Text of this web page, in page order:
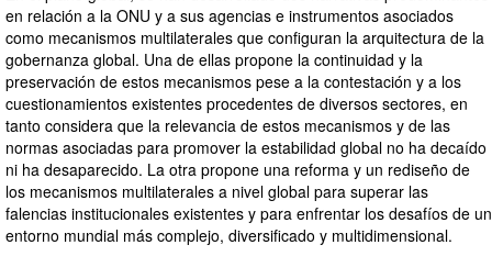
en relación a la ONU y a sus agencias e instrumentos asociados
como mecanismos multilaterales que configuran la arquitectura de la
gobernanza global. Una de ellas propone la continuidad y la
preservación de estos mecanismos pese a la contestación y a los
cuestionamientos existentes procedentes de diversos sectores, en
tanto considera que la relevancia de estos mecanismos y de las
normas asociadas para promover la estabilidad global no ha decaído
ni ha desaparecido. La otra propone una reforma y un rediseño de
los mecanismos multilaterales a nivel global para superar las
falencias institucionales existentes y para enfrentar los desafíos de un
entorno mundial más complejo, diversificado y multidimensional.